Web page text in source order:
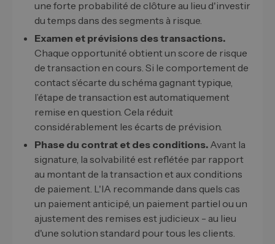
une forte probabilité de clôture au lieu d'investir
du temps dans des segments à risque.
Examen et prévisions des transactions.
Chaque opportunité obtient un score de risque
de transaction en cours. Si le comportement de
contact s’écarte du schéma gagnant typique,
l’étape de transaction est automatiquement
remise en question. Cela réduit
considérablement les écarts de prévision.
Phase du contrat et des conditions. Avant la
signature, la solvabilité est reflétée par rapport
au montant de la transaction et aux conditions
de paiement. L'IA recommande dans quels cas
un paiement anticipé, un paiement partiel ou un
ajustement des remises est judicieux - au lieu
d'une solution standard pour tous les clients.